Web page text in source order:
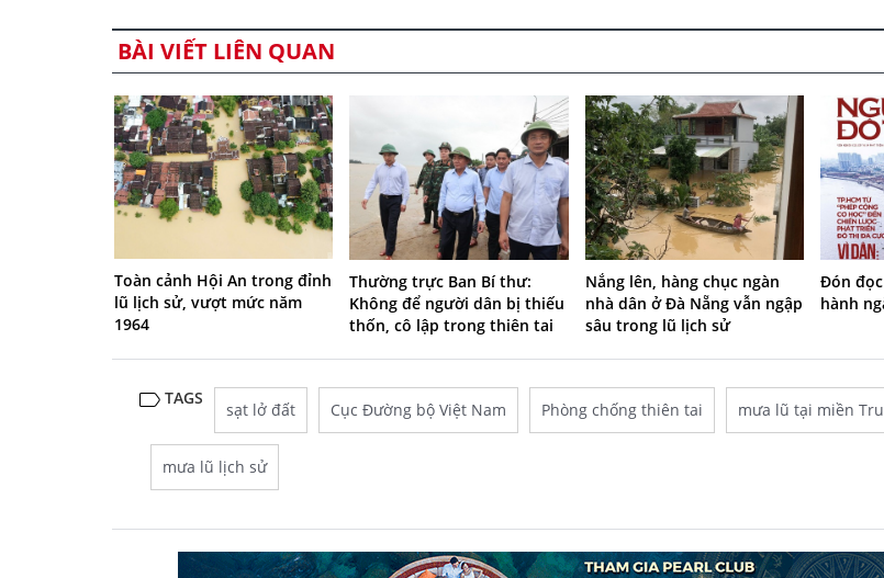
BÀI VIẾT LIÊN QUAN
Toàn cảnh Hội An trong đỉnh
lũ lịch sử, vượt mức năm
1964
Thường trực Ban Bí thư:
Không để người dân bị thiếu
thốn, cô lập trong thiên tai
Nắng lên, hàng chục ngàn
nhà dân ở Đà Nẵng vẫn ngập
sâu trong lũ lịch sử
Đón
hành
TAGS
sạt lở đất Cục Đường bộ Việt Nam Phòng chống thiên tai mưa lũ tại miền
mưa lũ lịch sử